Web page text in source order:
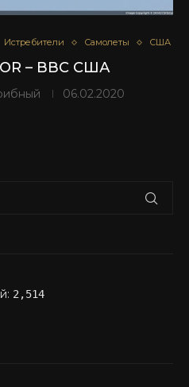
Истребители Самолеты США
– ВВС США
06.02.2020
2,514